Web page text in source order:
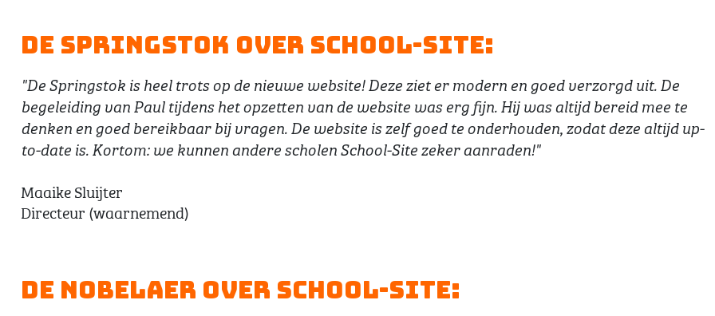
De Springstok over School-Site:
"De Springstok is heel trots op de nieuwe website! Deze ziet er modern en goed verzorgd uit. De
begeleiding van Paul tijdens het opzetten van de website was erg fijn. Hij was altijd bereid mee te
denken en goed bereikbaar bij vragen. De website is zelf goed te onderhouden, zodat deze altijd up-
to-date is. Kortom: we kunnen andere scholen School-Site zeker aanraden!"
Maaike Sluijter
Directeur (waarnemend)
De Nobelaer over School-Site: